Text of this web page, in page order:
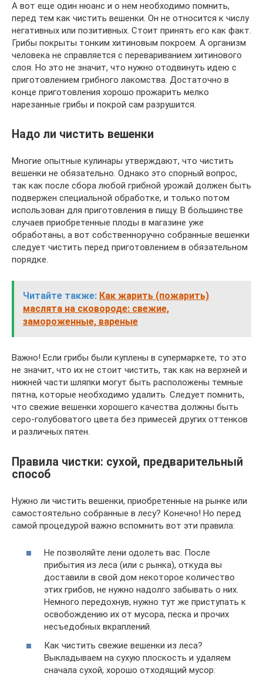
А вот еще один нюанс и о нем необходимо помнить,
перед тем как чистить вешенки. Он не относится к числу
негативных или позитивных. Стоит принять его как факт.
Грибы покрыты тонким хитиновым покроем. А организм
человека не справляется с перевариванием хитинового
слоя. Но это не значит, что нужно отодвинуть идею с
приготовлением грибного лакомства. Достаточно в
конце приготовления хорошо прожарить мелко
нарезанные грибы и покрой сам разрушится.
Надо ли чистить вешенки
Многие опытные кулинары утверждают, что чистить
вешенки не обязательно. Однако это спорный вопрос,
так как после сбора любой грибной урожай должен быть
подвержен специальной обработке, и только потом
использован для приготовления в пищу. В большинстве
случаев приобретенные плоды в магазине уже
обработаны, а вот собственноручно собранные вешенки
следует чистить перед приготовлением в обязательном
порядке.
Читайте также: Как жарить (пожарить)
маслята на сковороде: свежие,
замороженные, вареные
Важно! Если грибы были куплены в супермаркете, то это
не значит, что их не стоит чистить, так как на верхней и
нижней части шляпки могут быть расположены темные
пятна, которые необходимо удалить. Следует помнить,
что свежие вешенки хорошего качества должны быть
серо-голубоватого цвета без примесей других оттенков
и различных пятен.
Правила чистки: сухой, предварительный
способ
Нужно ли чистить вешенки, приобретенные на рынке или
самостоятельно собранные в лесу? Конечно! Но перед
самой процедурой важно вспомнить вот эти правила:
Не позволяйте лени одолеть вас. После
прибытия из леса (или с рынка), откуда вы
доставили в свой дом некоторое количество
этих грибов, не нужно надолго забывать о них.
Немного передохнув, нужно тут же приступать к
освобождению их от мусора, песка и прочих
несъедобных вкраплений.
Как чистить свежие вешенки из леса?
Выкладываем на сухую плоскость и удаляем
сначала сухой, хорошо отходящий мусор: